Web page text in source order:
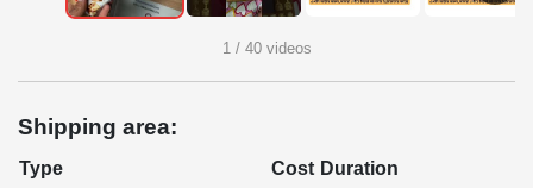
1 / 40 videos
Shipping area:
Type Cost Duration